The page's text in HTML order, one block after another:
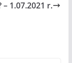
– 1.07.2021 r.